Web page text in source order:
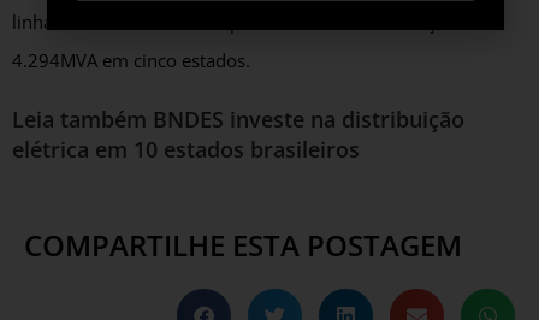
linhas de transmissão e capacidade de transformação de
4.294MVA em cinco estados.
Leia também BNDES investe na distribuição
elétrica em 10 estados brasileiros
COMPARTILHE ESTA POSTAGEM